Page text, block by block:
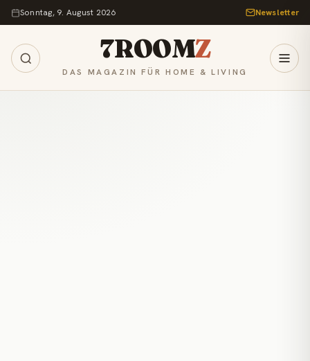
Zum Inhalt springen
Sonntag, 9. August 2026 Newsletter
7ROOMZ
DAS MAGAZIN FÜR HOME & LIVING